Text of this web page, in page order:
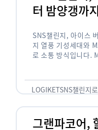
터 밤양갱까
SNS챌린지, 아이스
지 열풍 기성세대와
로 소통 방식입니다.
도 능숙한 …
LOGIKETSNS챌린지
그랜파코어,